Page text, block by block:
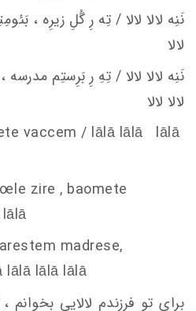
نَنِه لالا لالا / تِه رِ گُلِ زيرِه ،
لالا
نَنِه لالا لالا / تِهِ رِ بَرِستِم مدرسه ،
لالا لالا
vaccem / lālā lālā lālā
oele zire , baomete
madrese,
lālā lālā lālā
برای تو فرزندم لالایی بخوانم